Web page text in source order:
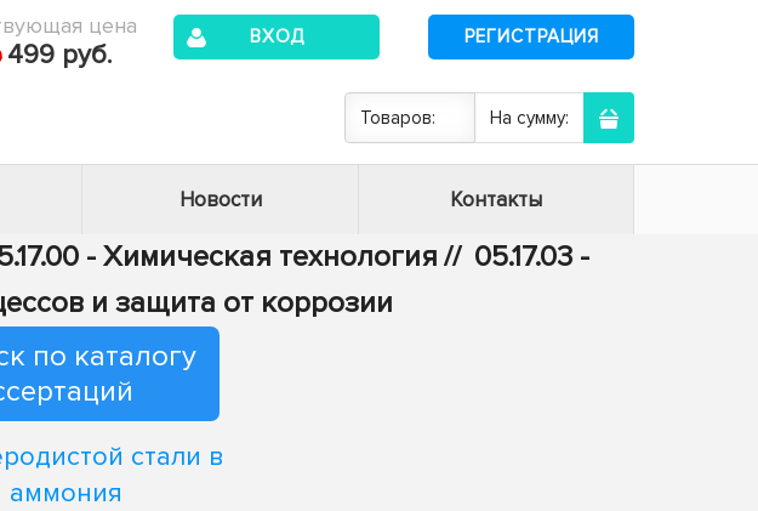
цена
499 руб.
ВХОД РЕГИСТРАЦИЯ
Товаров: На сумму:
Новости Контакты
- Химическая технология // 05.17.03 -
и защита от коррозии
по каталогу
стали в
аммония